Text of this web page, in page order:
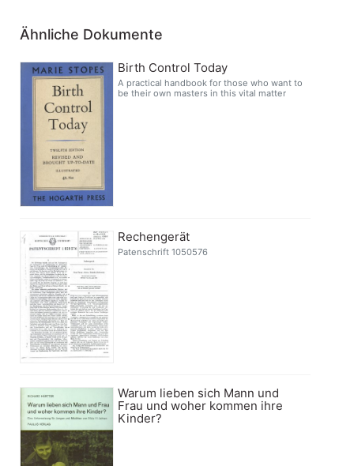
Ähnliche Dokumente
Birth Control Today
A practical handbook for those who want to
be their own masters in this vital matter
Rechengerät
Patenschrift 1050576
Warum lieben sich Mann und
Frau und woher kommen ihre
Kinder?